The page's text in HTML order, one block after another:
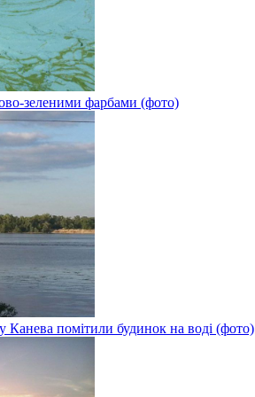
зеленими фарбами (фото)
помітили будинок на воді (фото)